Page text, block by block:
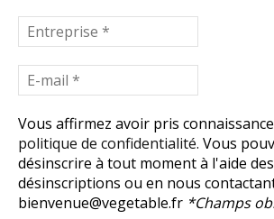
Vous affirmez avoir pris
politique de confidentialité. Vous
désinscrire à tout moment à l'aide
désinscriptions ou en nous
bienvenue@vegetable.fr *Champs